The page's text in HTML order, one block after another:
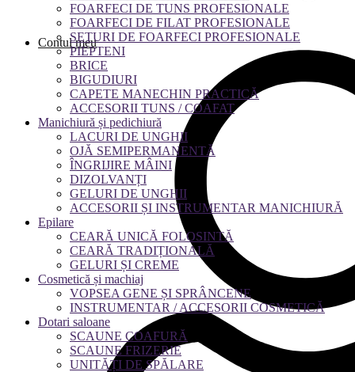
Contul meu
FOARFECI DE TUNS PROFESIONALE
FOARFECI DE FILAT PROFESIONALE
SETURI DE FOARFECI PROFESIONALE
PIEPTENI
BRICE
BIGUDIURI
CAPETE MANECHIN PRACTICĂ
ACCESORII TUNS / COAFAT
Manichiură și pedichiură
LACURI DE UNGHII
OJĂ SEMIPERMANENTĂ
ÎNGRIJIRE MÂINI
DIZOLVANȚI
GELURI DE UNGHII
ACCESORII ȘI INSTRUMENTAR MANICHIURĂ
Epilare
CEARĂ UNICĂ FOLOSINTĂ
CEARĂ TRADIȚIONALĂ
GELURI ȘI CREME
Cosmetică și machiaj
VOPSEA GENE ȘI SPRÂNCENE
INSTRUMENTAR / ACCESORII COSMETICĂ
Dotari saloane
SCAUNE COAFURĂ
SCAUNE FRIZERIE
UNITĂȚI DE SPĂLARE